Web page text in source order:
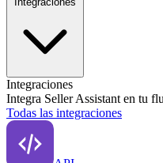
Integraciones
Integra Seller Assistant en tu
Todas las integraciones